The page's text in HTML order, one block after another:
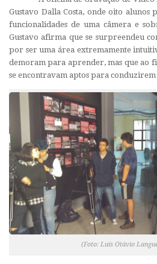
Gustavo Dalla Costa, onde oito
funcionalidades de uma câmera e
Gustavo afirma que se surpreendeu
por ser uma área extremamente
demoram para aprender, mas que ao
se encontravam aptos para conduzirem
(Foto: Luís Otávio